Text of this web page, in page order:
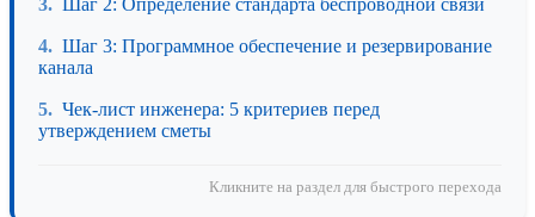
Шаг 2: Определение стандарта беспроводной связи
Шаг 3: Программное обеспечение и резервирование
канала
Чек-лист инженера: 5 критериев перед
утверждением сметы
Кликните на раздел для быстрого перехода